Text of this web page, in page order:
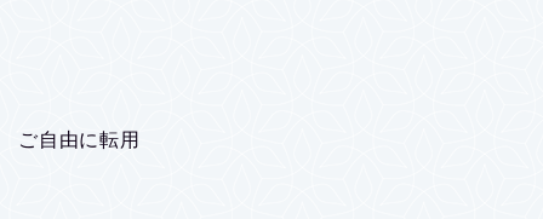
ご自由に転用